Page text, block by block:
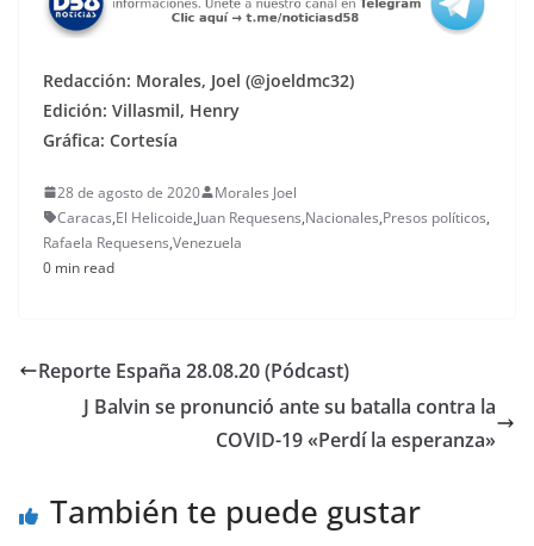
Redacción: Morales, Joel (@joeldmc32)
Edición: Villasmil, Henry
Gráfica: Cortesía
28 de agosto de 2020
Morales Joel
Caracas,El Helicoide,Juan Requesens,Nacionales,Presos políticos,
Rafaela Requesens,Venezuela
0 min read
Reporte España 28.08.20 (Pódcast)
J Balvin se pronunció ante su batalla contra la
COVID-19 «Perdí la esperanza»
También te puede gustar